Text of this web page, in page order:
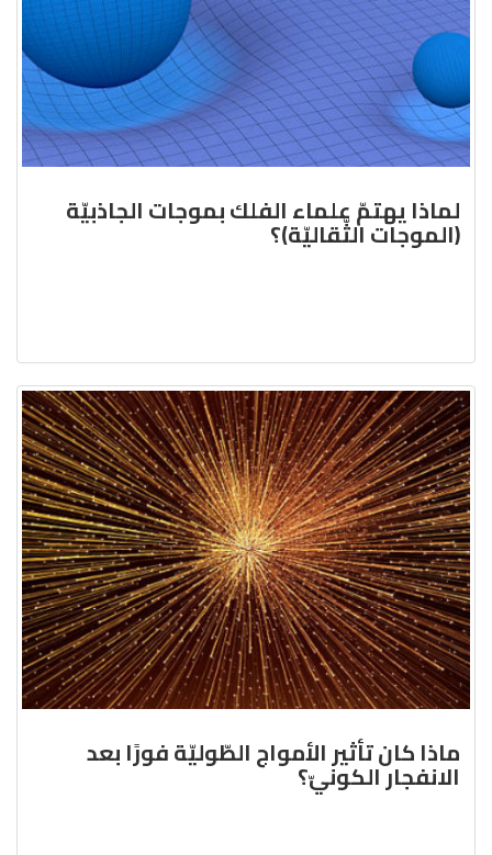
لماذا يهتمّ علماء الفلك بموجات الجاذبيّة
(الموجات الثّقاليّة)؟
ماذا كان تأثير الأمواج الطّوليّة فورًا بعد
الانفجار الكونيّ؟